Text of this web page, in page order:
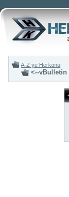
A-Z ye Herkonu
<--